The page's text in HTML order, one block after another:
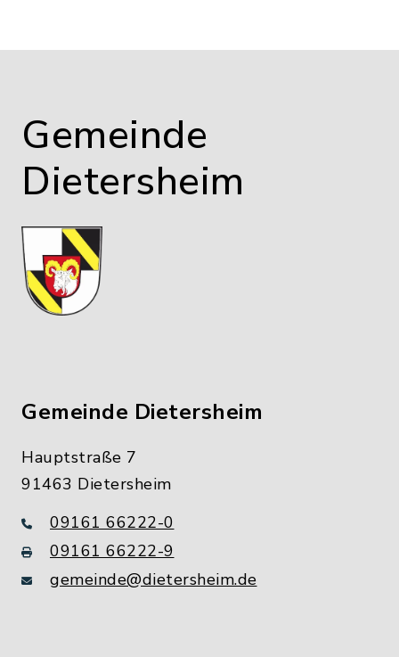
Gemeinde
Dietersheim
Gemeinde Dietersheim
Hauptstraße 7
91463 Dietersheim
09161 66222-0
09161 66222-9
gemeinde@dietersheim.de